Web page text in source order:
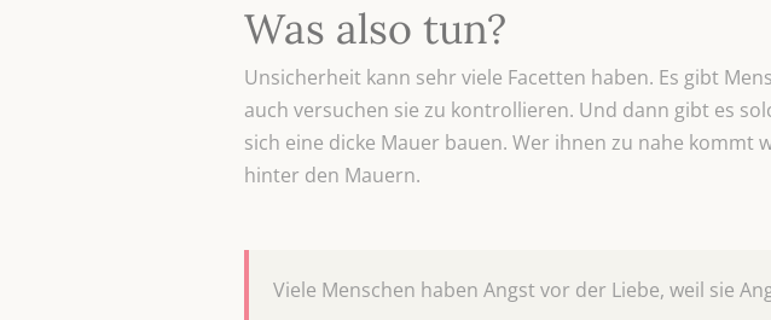
Was also tun?
Unsicherheit kann sehr viele Facetten haben. Es gibt
auch versuchen sie zu kontrollieren. Und dann gibt es
sich eine dicke Mauer bauen. Wer ihnen zu nahe kommt
hinter den Mauern.
Viele Menschen haben Angst vor der Liebe, weil sie